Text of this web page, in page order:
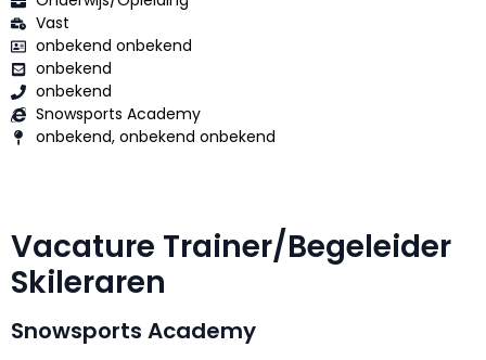
Vast
onbekend onbekend
onbekend
onbekend
Snowsports Academy
onbekend, onbekend onbekend
Vacature Trainer/Begeleider
Skileraren
Snowsports Academy